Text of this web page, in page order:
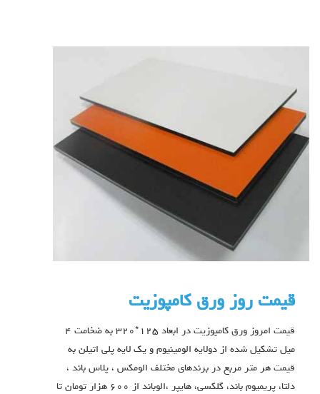
قیمت روز ورق کامپوزیت
قیمت امروز ورق كامپوزيت در ابعاد ١٢٥*٣٢٠ به ضخامت ٤
ميل تشكيل شده از دولايه الومينيوم و يك لايه پلي اتيلن به
قيمت هر متر مربع در برندهاي مختلف الومكس ، پلاس باند ،
دلتا، پريميوم باند، گلكسي، هايپر ،الوباند از ٦٠٠ هزار تومان تا